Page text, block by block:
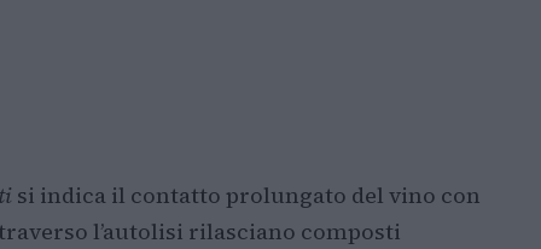
si indica il contatto prolungato del vino con
l’autolisi rilasciano composti